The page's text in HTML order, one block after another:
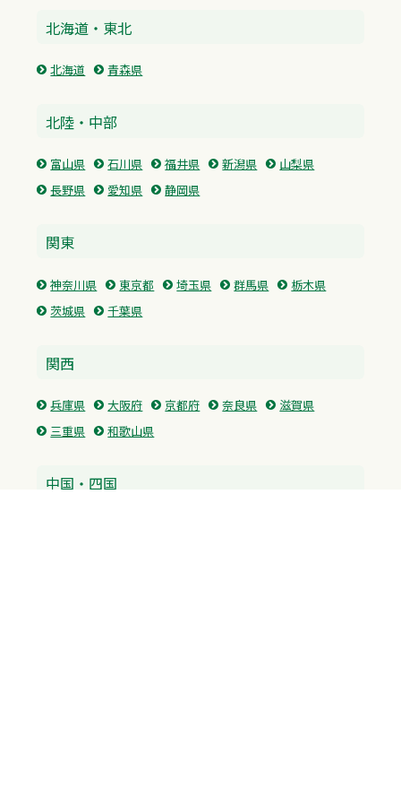
北海道・東北
北海道 青森県
北陸・中部
富山県 石川県 福井県 新潟県
山梨県
長野県
愛知県 静岡県
関東
神奈川県 東京都 埼玉県 群馬県
栃木県
茨城県
千葉県
関西
兵庫県 大阪府 京都府 奈良県
滋賀県
三重県
和歌山県
中国・四国